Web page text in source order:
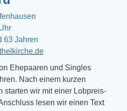
63 Jahren
Ehepaaren und Singles
Nach einem kurzen
starten wir mit einer Lobpreis-
lesen wir einen Text